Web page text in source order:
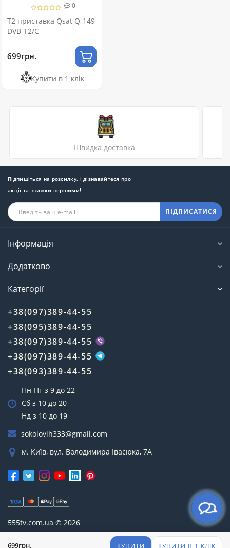
699грн. КУПИТИ КУПИТИ В 1 КЛІК
0
T2 приставка Qsat Q-149
DVB-T2/C
699грн.
Купити в 1 клік
Швидка доставка
Підпишіться на розсилку, і дізнавайтеся про
акції та знижки першими!
ПІДПИСАТИСЯ
Інформація
Додатково
Категорії
+38(097)389-44-55
+38(095)389-44-55
+38(097)389-44-55
+38(097)389-44-55
+38(093)389-44-55
Пн-Пт з 9 до 22
Сб з 10 до 20
Нд з 10 до 19
sokolovih333@gmail.com
м. Київ, вул. Володимира Івасюка, 7А
555tv.com.ua © 2026